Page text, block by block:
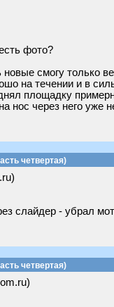
фото?
смогу только
на течении и в
площадку
нос через него уже
четвертая)
слайдер - убрал
четвертая)